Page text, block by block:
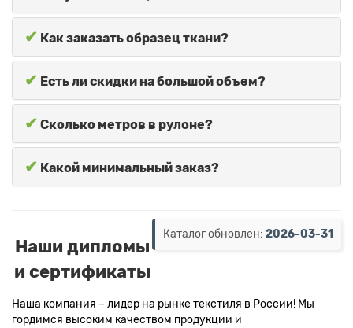
✔ Как заказать образец ткани?
✔ Есть ли скидки на большой объем?
✔ Сколько метров в рулоне?
✔ Какой минимальный заказ?
Каталог обновлен: 2026-03-31
Наши дипломы
и сертификаты
Наша компания – лидер на рынке текстиля в России! Мы
гордимся высоким качеством продукции и